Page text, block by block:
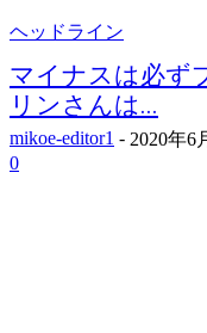
ヘッドライン
マイナスは必ず
リンさんは...
mikoe-editor1 - 2020年6
0